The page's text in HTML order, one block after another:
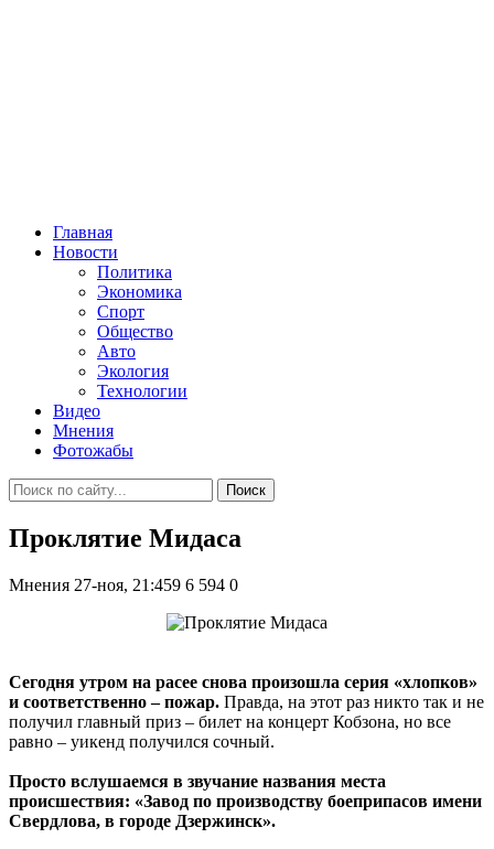
Главная
Новости
Политика
Экономика
Спорт
Общество
Авто
Экология
Технологии
Видео
Мнения
Фотожабы
Поиск
Проклятие Мидаса
Мнения 27-ноя, 21:459 6 594 0
Сегодня утром на расее снова произошла серия «хлопков»
и соответственно – пожар. Правда, на этот раз никто так и не
получил главный приз – билет на концерт Кобзона, но все
равно – уикенд получился сочный.
Просто вслушаемся в звучание названия места
происшествия: «Завод по производству боеприпасов имени
Свердлова, в городе Дзержинск».